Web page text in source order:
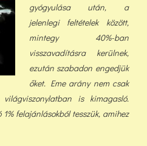
gyógyulása után, a
jelenlegi feltételek között,
mintegy 40%-ban
visszavadításra kerülnek,
ezután szabadon engedjük
őket. Eme arány nem csak
is kimagasló.
felajánlásokból tesszük, amihez